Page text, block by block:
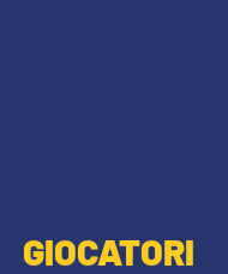
GIOCATORI